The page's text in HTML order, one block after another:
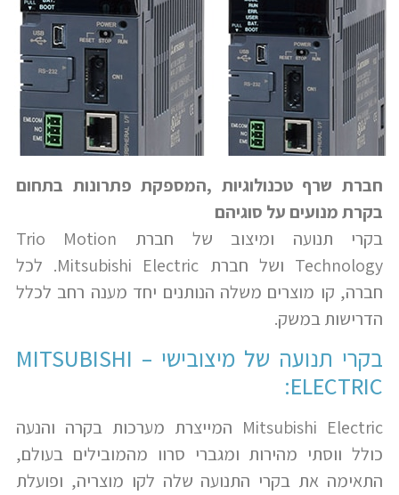
חברת שרף טכנולוגיות ,המספקת פתרונות בתחום
בקרת מנועים על סוגיהם
בקרי תנועה ומיצוב של חברת Trio Motion
Technology ושל חברת Mitsubishi Electric. לכל
חברה, קו מוצרים משלה הנותנים יחד מענה רחב לכלל
הדרישות במשק.
בקרי תנועה של מיצובישי – MITSUBISHI
ELECTRIC:
Mitsubishi Electric המייצרת מערכות בקרה והנעה
כולל ווסתי מהירות ומגברי סרוו מהמובילים בעולם,
התאימה את בקרי התנועה שלה לקו מוצריה, ופועלת